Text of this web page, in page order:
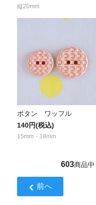
縦20mm
ボタン ワッフル
140円(税込)
15mm・18mm
603商品中
前へ